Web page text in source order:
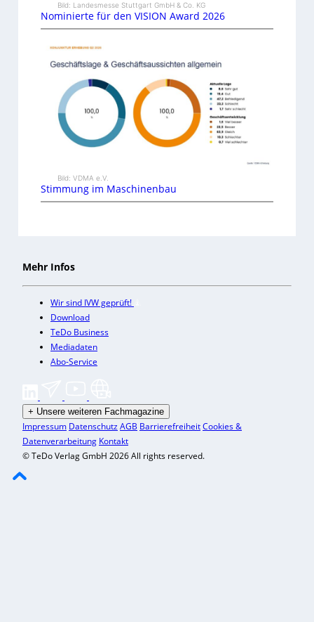
Bild: Landesmesse Stuttgart GmbH & Co. KG
Nominierte für den VISION Award 2026
Bild: VDMA e.V.
Stimmung im Maschinenbau
Mehr Infos
Wir sind IVW geprüft!
Download
TeDo Business
Mediadaten
Abo-Service
+ Unsere weiteren Fachmagazine
Impressum DatenschutzAGB BarrierefreiheitCookies &
Datenverarbeitung Kontakt
© TeDo Verlag GmbH 2026 All rights reserved.